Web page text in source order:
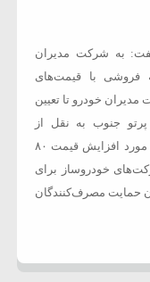
به شرکت مدیران
فروشی با قیمت‌های
مدیران خودرو تا تعیین
جنوب به نقل از
خبرگزاری صدا و سیما؛ حسین فرهیدزاده، در مورد افزایش قیمت ۸۰
خودروساز برای
حمایت مصرف‌کنندگان